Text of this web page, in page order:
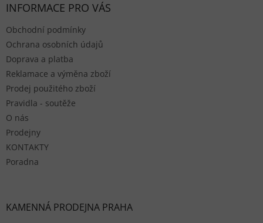
INFORMACE PRO VÁS
Obchodní podmínky
Ochrana osobních údajů
Doprava a platba
Reklamace a výměna zboží
Prodej použitého zboží
Pravidla - soutěže
O nás
Prodejny
KONTAKTY
Poradna
KAMENNÁ PRODEJNA PRAHA